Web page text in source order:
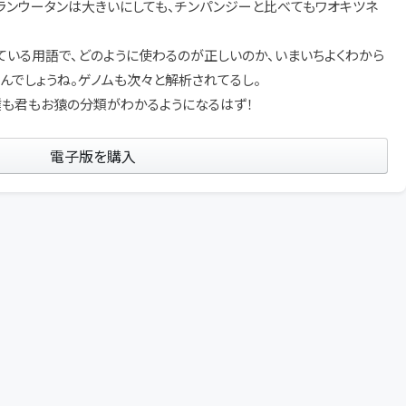
ウータンは大きいにしても、チンパンジーと比べてもワオキツネ
用語で、どのように使わるのが正しいのか、いまいちよくわから
しょうね。ゲノムも次々と解析されてるし。
君もお猿の分類がわかるようになるはず！
電子版を購入